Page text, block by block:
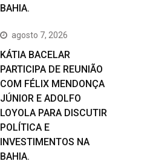
BAHIA.
agosto 7, 2026
KÁTIA BACELAR
PARTICIPA DE REUNIÃO
COM FÉLIX MENDONÇA
JÚNIOR E ADOLFO
LOYOLA PARA DISCUTIR
POLÍTICA E
INVESTIMENTOS NA
BAHIA.